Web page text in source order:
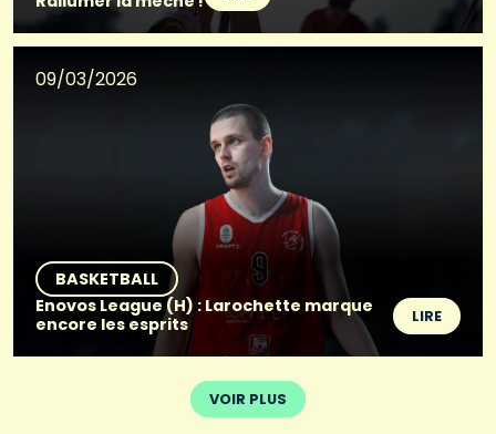
09/03/2026
BASKETBALL
Enovos League (H) : Larochette marque
encore les esprits
LIRE
VOIR PLUS